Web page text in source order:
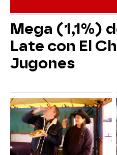
Mega (1,1%)
Late con El
Jugones